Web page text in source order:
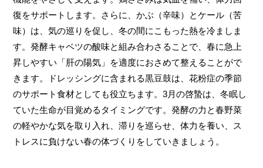
復をサポートします。さらに、かぶ（辛味）とケール（苦
味）は、気の巡りを促し、冬の間にこもった熱を冷ましま
す。発酵キャベツの酸味と組み合わさることで、春に急上
昇しやすい「肝の陽気」を適度におさめて整えることがで
きます。ドレッシングに含まれる黒豆鼓は、花粉症の季節
のサポート食材としても役立ちます。3月の啓蟄は、冬眠し
ていた生命が目覚めるタイミングです。発酵の力と春野菜
の軽やかな気を取り入れ、滞りを巡らせ、体力を養い、ス
トレスに負けない春の体づくりをしていきましょう。